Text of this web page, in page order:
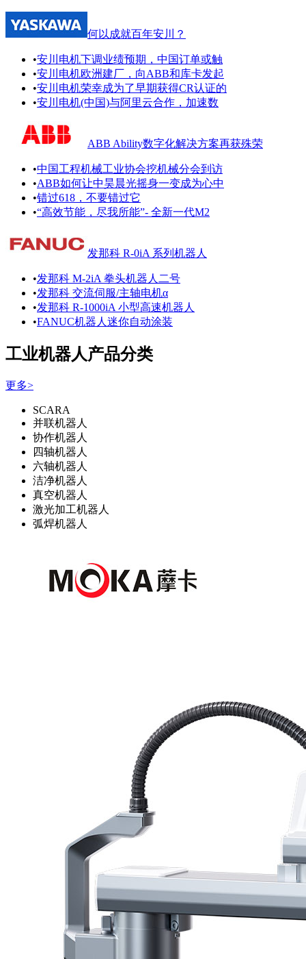
何以成就百年安川？
•安川电机下调业绩预期，中国订单或触
•安川电机欧洲建厂，向ABB和库卡发起
•安川电机荣幸成为了早期获得CR认证的
•安川电机(中国)与阿里云合作，加速数
ABB Ability数字化解决方案再获殊荣
•中国工程机械工业协会挖机械分会到访
•ABB如何让中昊晨光摇身一变成为心中
•错过618，不要错过它
•“高效节能，尽我所能”- 全新一代M2
发那科 R-0iA 系列机器人
•发那科 M-2iA 拳头机器人二号
•发那科 交流伺服/主轴电机α
•发那科 R-1000iA 小型高速机器人
•FANUC机器人迷你自动涂装
工业机器人产品分类
更多>
SCARA
并联机器人
协作机器人
四轴机器人
六轴机器人
洁净机器人
真空机器人
激光加工机器人
弧焊机器人